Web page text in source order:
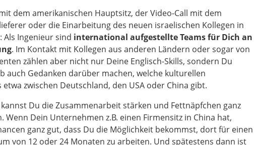
dem amerikanischen Hauptsitz, der Video-Call mit dem
oder die Einarbeitung des neuen israelischen Kollegen in
Als Ingenieur sind international aufgestellte Teams für Dich an
. Im Kontakt mit Kollegen aus anderen Ländern oder sogar von
zählen aber nicht nur Deine Englisch-Skills, sondern Du
auch Gedanken darüber machen, welche kulturellen
etwa zwischen Deutschland, den USA oder China gibt.
kannst Du die Zusammenarbeit stärken und Fettnäpfchen ganz
Wenn Dein Unternehmen z.B. einen Firmensitz in China hat,
ganz gut, dass Du die Möglichkeit bekommst, dort für einen
von 12 oder 24 Monaten zu arbeiten. Und spätestens dann ist